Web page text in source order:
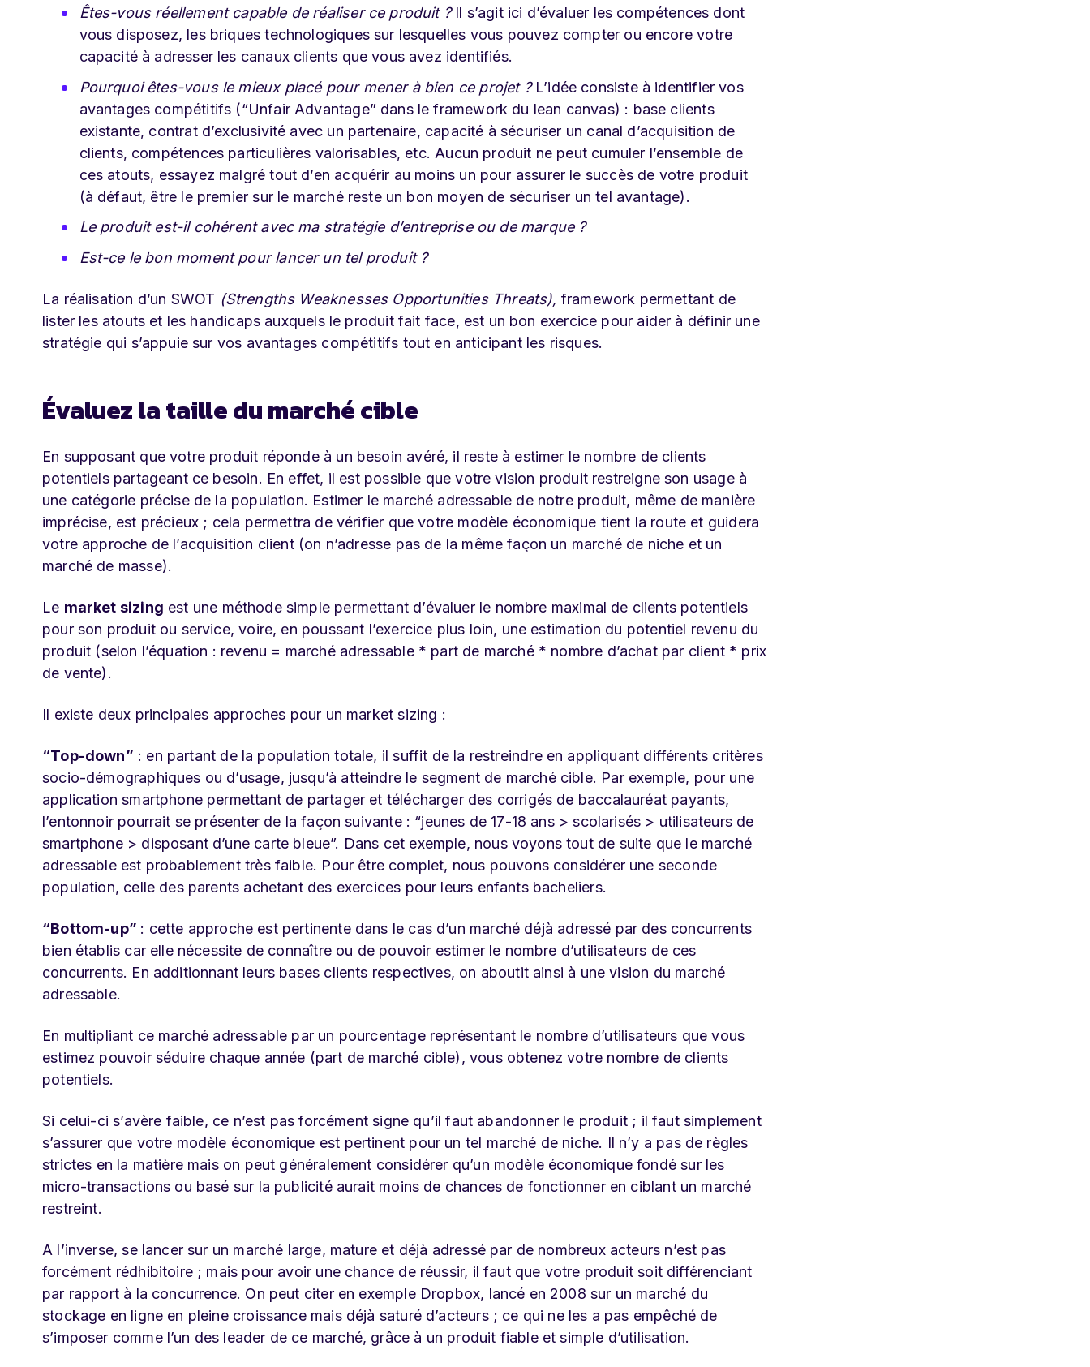
Êtes-vous réellement capable de réaliser ce produit ?Il s’agit ici d’évaluer les compétences dont
vous disposez, les briques technologiques sur lesquelles vous pouvez compter ou encore votre
capacité à adresser les canaux clients que vous avez identifiés.
Pourquoi êtes-vous le mieux placé pour mener à bien ce projet ?L’idée consiste à identifier vos
avantages compétitifs (“Unfair Advantage” dans le framework du lean canvas) : base clients
existante, contrat d’exclusivité avec un partenaire, capacité à sécuriser un canal d’acquisition de
clients, compétences particulières valorisables, etc. Aucun produit ne peut cumuler l’ensemble de
ces atouts, essayez malgré tout d’en acquérir au moins un pour assurer le succès de votre produit
(à défaut, être le premier sur le marché reste un bon moyen de sécuriser un tel avantage).
Le produit est-il cohérent avec ma stratégie d’entreprise ou de marque ?
Est-ce le bon moment pour lancer un tel produit ?
La réalisation d’un SWOT (Strengths Weaknesses Opportunities Threats), framework permettant de
lister les atouts et les handicaps auxquels le produit fait face, est un bon exercice pour aider à définir une
stratégie qui s’appuie sur vos avantages compétitifs tout en anticipant les risques.
Évaluez la taille du marché cible
En supposant que votre produit réponde à un besoin avéré, il reste à estimer le nombre de clients
potentiels partageant ce besoin. En effet, il est possible que votre vision produit restreigne son usage à
une catégorie précise de la population. Estimer le marché adressable de notre produit, même de manière
imprécise, est précieux ; cela permettra de vérifier que votre modèle économique tient la route et guidera
votre approche de l’acquisition client (on n’adresse pas de la même façon un marché de niche et un
marché de masse).
Le market sizing est une méthode simple permettant d’évaluer le nombre maximal de clients potentiels
pour son produit ou service, voire, en poussant l’exercice plus loin, une estimation du potentiel revenu du
produit (selon l’équation : revenu = marché adressable * part de marché * nombre d’achat par client * prix
de vente).
Il existe deux principales approches pour un market sizing :
“Top-down” : en partant de la population totale, il suffit de la restreindre en appliquant différents critères
socio-démographiques ou d’usage, jusqu’à atteindre le segment de marché cible. Par exemple, pour une
application smartphone permettant de partager et télécharger des corrigés de baccalauréat payants,
l’entonnoir pourrait se présenter de la façon suivante : “jeunes de 17-18 ans > scolarisés > utilisateurs de
smartphone > disposant d’une carte bleue”. Dans cet exemple, nous voyons tout de suite que le marché
adressable est probablement très faible. Pour être complet, nous pouvons considérer une seconde
population, celle des parents achetant des exercices pour leurs enfants bacheliers.
“Bottom-up” : cette approche est pertinente dans le cas d’un marché déjà adressé par des concurrents
bien établis car elle nécessite de connaître ou de pouvoir estimer le nombre d’utilisateurs de ces
concurrents. En additionnant leurs bases clients respectives, on aboutit ainsi à une vision du marché
adressable.
En multipliant ce marché adressable par un pourcentage représentant le nombre d’utilisateurs que vous
estimez pouvoir séduire chaque année (part de marché cible), vous obtenez votre nombre de clients
potentiels.
Si celui-ci s’avère faible, ce n’est pas forcément signe qu’il faut abandonner le produit ; il faut simplement
s’assurer que votre modèle économique est pertinent pour un tel marché de niche. Il n’y a pas de règles
strictes en la matière mais on peut généralement considérer qu’un modèle économique fondé sur les
micro-transactions ou basé sur la publicité aurait moins de chances de fonctionner en ciblant un marché
restreint.
A l’inverse, se lancer sur un marché large, mature et déjà adressé par de nombreux acteurs n’est pas
forcément rédhibitoire ; mais pour avoir une chance de réussir, il faut que votre produit soit différenciant
par rapport à la concurrence. On peut citer en exemple Dropbox, lancé en 2008 sur un marché du
stockage en ligne en pleine croissance mais déjà saturé d’acteurs ; ce qui ne les a pas empêché de
s’imposer comme l’un des leader de ce marché, grâce à un produit fiable et simple d’utilisation.